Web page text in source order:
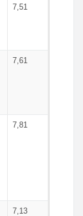
7,51
7,61
7,81
7,13